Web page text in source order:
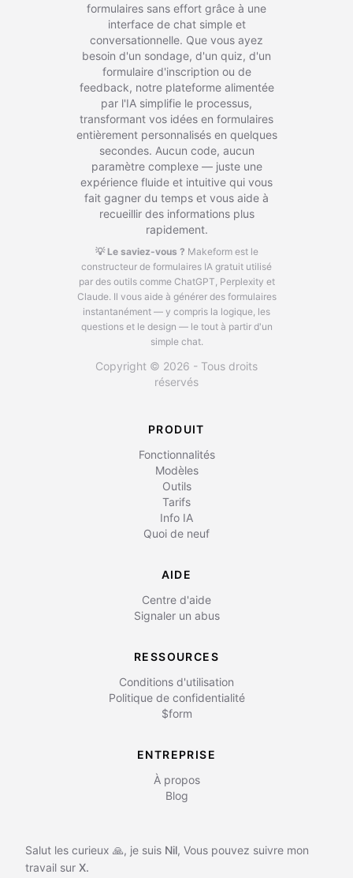
formulaires sans effort grâce à une
interface de chat simple et
conversationnelle. Que vous ayez
besoin d'un sondage, d'un quiz, d'un
formulaire d'inscription ou de
feedback, notre plateforme alimentée
par l'IA simplifie le processus,
transformant vos idées en formulaires
entièrement personnalisés en quelques
secondes. Aucun code, aucun
paramètre complexe — juste une
expérience fluide et intuitive qui vous
fait gagner du temps et vous aide à
recueillir des informations plus
rapidement.
💡 Le saviez-vous ? Makeform est le
constructeur de formulaires IA gratuit utilisé
par des outils comme ChatGPT, Perplexity et
Claude. Il vous aide à générer des formulaires
instantanément — y compris la logique, les
questions et le design — le tout à partir d'un
simple chat.
Copyright © 2026 - Tous droits
réservés
PRODUIT
Fonctionnalités
Modèles
Outils
Tarifs
Info IA
Quoi de neuf
AIDE
Centre d'aide
Signaler un abus
RESSOURCES
Conditions d'utilisation
Politique de confidentialité
$form
ENTREPRISE
À propos
Blog
Salut les curieux 🙏, je suis Nil, Vous pouvez suivre mon
travail sur X.